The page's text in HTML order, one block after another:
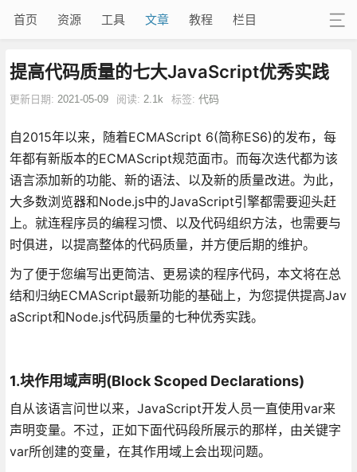
首页 资源 工具 文章 教程 栏目
提高代码质量的七大JavaScript优秀实践
更新日期: 2021-05-09 阅读: 2.1k 标签: 代码
自2015年以来，随着ECMAScript 6(简称ES6)的发布，每
年都有新版本的ECMAScript规范面市。而每次迭代都为该
语言添加新的功能、新的语法、以及新的质量改进。为此，
大多数浏览器和Node.js中的JavaScript引擎都需要迎头赶
上。就连程序员的编程习惯、以及代码组织方法，也需要与
时俱进，以提高整体的代码质量，并方便后期的维护。
为了便于您编写出更简洁、更易读的程序代码，本文将在总
结和归纳ECMAScript最新功能的基础上，为您提供提高Jav
aScript和Node.js代码质量的七种优秀实践。
1.块作用域声明(Block Scoped Declarations)
自从该语言问世以来，JavaScript开发人员一直使用var来
声明变量。不过，正如下面代码段所展示的那样，由关键字
var所创建的变量，在其作用域上会出现问题。